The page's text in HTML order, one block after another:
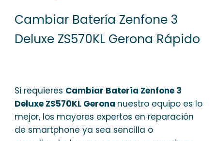
Cambiar Batería Zenfone 3
Deluxe ZS570KL Gerona Rápido
Si requieres Cambiar Batería Zenfone 3
Deluxe ZS570KL Gerona nuestro equipo es lo
mejor, los mayores expertos en reparación
de smartphone ya sea sencilla o